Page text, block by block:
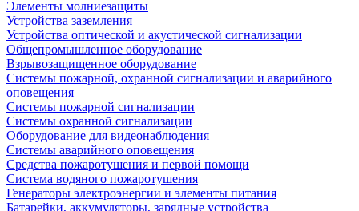
Элементы молниезащиты
Устройства заземления
Устройства оптической и акустической сигнализации
Общепромышленное оборудование
Взрывозащищенное оборудование
Системы пожарной, охранной сигнализации и аварийного
оповещения
Системы пожарной сигнализации
Системы охранной сигнализации
Оборудование для видеонаблюдения
Системы аварийного оповещения
Средства пожаротушения и первой помощи
Система водяного пожаротушения
Генераторы электроэнергии и элементы питания
Батарейки, аккумуляторы, зарядные устройства